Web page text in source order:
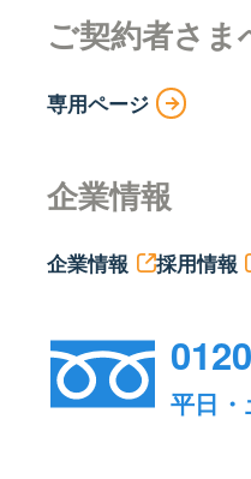
ご契約者さま
専用ページ
企業情報
企業情報 採用情報
平日